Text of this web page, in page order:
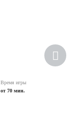
Время игры
от 70 мин.